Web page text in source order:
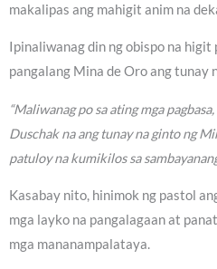
makalipas ang mahigit anim na
Ipinaliwanag din ng obispo na higit
pangalang Mina de Oro ang tunay
“Maliwanag po sa ating mga
Duschak na ang tunay na ginto ng
patuloy na kumikilos sa
Kasabay nito, hinimok ng pastol
mga layko na pangalagaan at
mga mananampalataya.